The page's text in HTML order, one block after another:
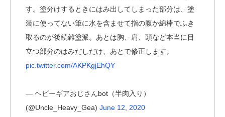
す。塗分けするときにはみ出してしまった部分は、塗
装に使ってない筆に水を含ませて指の腹か綿棒でふき
取るのが後続雑塗派。あとは胸、肩、頭など本当に目
立つ部分のはみだしだけ、あとで修正します。
pic.twitter.com/AKPKgjEhQY
— ヘビーギアおじさんbot（半肉入り）
(@Uncle_Heavy_Gea) June 12, 2020